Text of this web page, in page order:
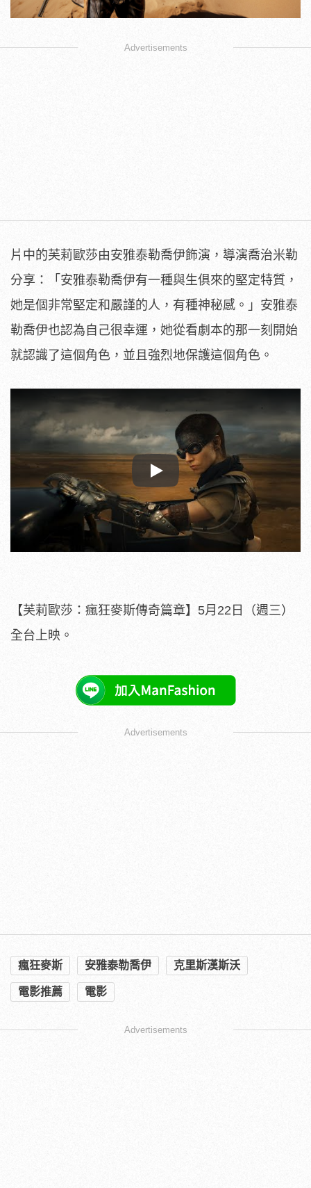
Advertisements
片中的芙莉歐莎由安雅泰勒喬伊飾演，導演喬治米勒
分享：「 安雅泰勒喬伊有一種與生俱來的堅定特質，
她是個非常堅定和嚴謹的人，有種神秘感。」 安雅泰
勒喬伊也認為自己很幸運， 她從看劇本的那一刻開始
就認識了這個角色， 並且強烈地保護這個角色。
Play
【芙莉歐莎：瘋狂麥斯傳奇篇章】5月22日（週三）
全台上映。
Advertisements
瘋狂麥斯 安雅泰勒喬伊 克里斯漢斯沃
電影推薦 電影
Advertisements